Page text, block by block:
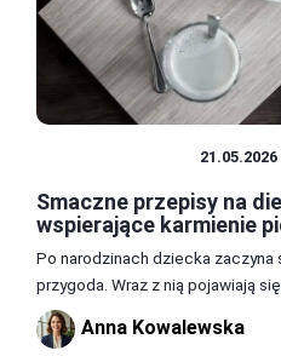
21.05.2026
Smaczne przepisy na
wspierające karmienie
Po narodzinach dziecka zaczyna
przygoda. Wraz z nią pojawiają się
Anna Kowalewska